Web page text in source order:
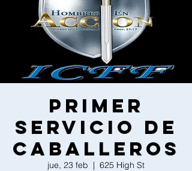
Primer
servicio de
Caballeros
jue, 23 feb
  |
625 High St